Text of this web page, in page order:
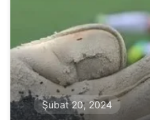
Şubat 20, 2024